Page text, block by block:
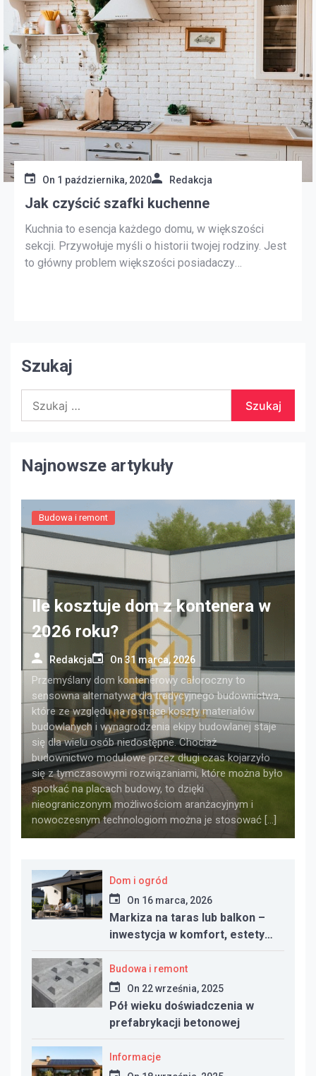
On 1 października, 2020 Redakcja
Jak czyścić szafki kuchenne
Kuchnia to esencja każdego domu, w większości
sekcji. Przywołuje myśli o historii twojej rodziny. Jest
to główny problem większości posiadaczy
Szukaj
Najnowsze artykuły
Budowa i remont
Ile kosztuje dom z kontenera w
2026 roku?
Redakcja On 31 marca, 2026
Przemyślany dom kontenerowy całoroczny to
sensowna alternatywa dla tradycyjnego budownictwa,
które ze względu na rosnące koszty materiałów
budowlanych i wynagrodzenia ekipy budowlanej staje
się dla wielu osób niedostępne. Chociaż
budownictwo modułowe przez długi czas kojarzyło
się z tymczasowymi rozwiązaniami, które można było
spotkać na placach budowy, to dzięki
nieograniczonym możliwościom aranżacyjnym i
nowoczesnym technologiom można je stosować […]
Dom i ogród
On 16 marca, 2026
Markiza na taras lub balkon –
inwestycja w komfort, estetykę
i funkcjonalność przestrzeni
Budowa i remont
On 22 września, 2025
Pół wieku doświadczenia w
prefabrykacji betonowej
Informacje